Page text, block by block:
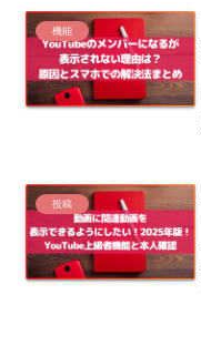
機能
投稿